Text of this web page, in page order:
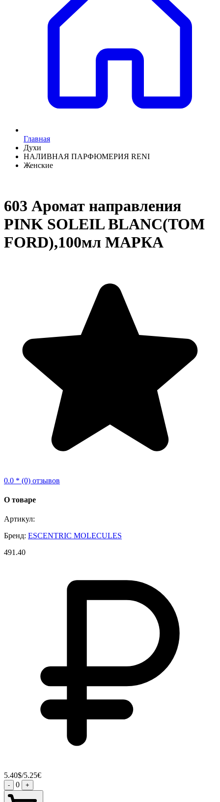
Главная
Духи
НАЛИВНАЯ ПАРФЮМЕРИЯ RENI
Женские
603 Аромат направления
PINK SOLEIL BLANC(TOM
FORD),100мл МАРКА
0.0 * (0) отзывов
О товаре
Артикул:
Бренд: ESCENTRIC MOLECULES
491.40
5.40$/5.25€
- 0 +